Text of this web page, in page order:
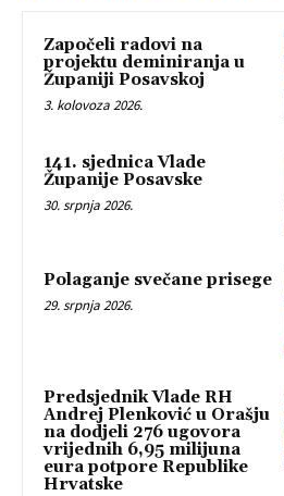
Započeli radovi na
projektu deminiranja u
Županiji Posavskoj
3. kolovoza 2026.
141. sjednica Vlade
Županije Posavske
30. srpnja 2026.
Polaganje svečane prisege
29. srpnja 2026.
Predsjednik Vlade RH
Andrej Plenković u Orašju
na dodjeli 276 ugovora
vrijednih 6,95 milijuna
eura potpore Republike
Hrvatske